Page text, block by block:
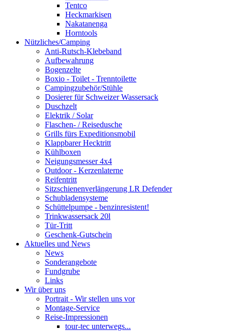
Tentco
Heckmarkisen
Nakatanenga
Horntools
Nützliches/Camping
Anti-Rutsch-Klebeband
Aufbewahrung
Bogenzelte
Boxio - Toilet - Trenntoilette
Campingzubehör/Stühle
Dosierer für Schweizer Wassersack
Duschzelt
Elektrik / Solar
Flaschen- / Reisedusche
Grills fürs Expeditionsmobil
Klappbarer Hecktritt
Kühlboxen
Neigungsmesser 4x4
Outdoor - Kerzenlaterne
Reifentritt
Sitzschienenverlängerung LR Defender
Schubladensysteme
Schüttelpumpe - benzinresistent!
Trinkwassersack 20l
Tür-Tritt
Geschenk-Gutschein
Aktuelles und News
News
Sonderangebote
Fundgrube
Links
Wir über uns
Portrait - Wir stellen uns vor
Montage-Service
Reise-Impressionen
tour-tec unterwegs...